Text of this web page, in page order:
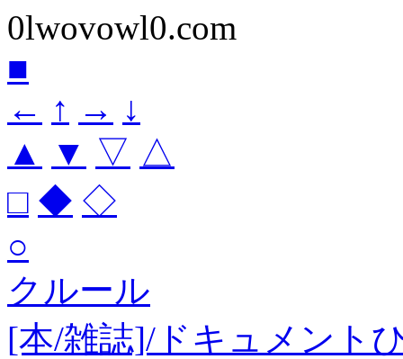
0lwovowl0.com
■
← ↑ → ↓
▲
▼ ▽ △
□ ◆ ◇
○
クルール
[本/雑誌]/ドキュメント